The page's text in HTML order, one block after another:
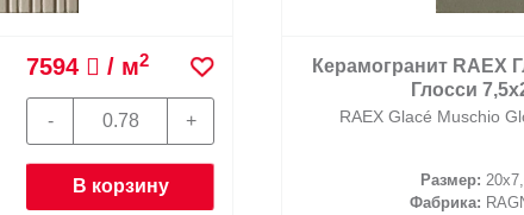
7594 / м2
В корзину
Керамогранит RAEX
Глосси
RAEX Glacé Muschio
Размер:
Фабрика: